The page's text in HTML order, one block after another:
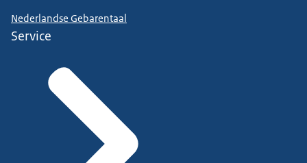
Nederlandse Gebarentaal
Service